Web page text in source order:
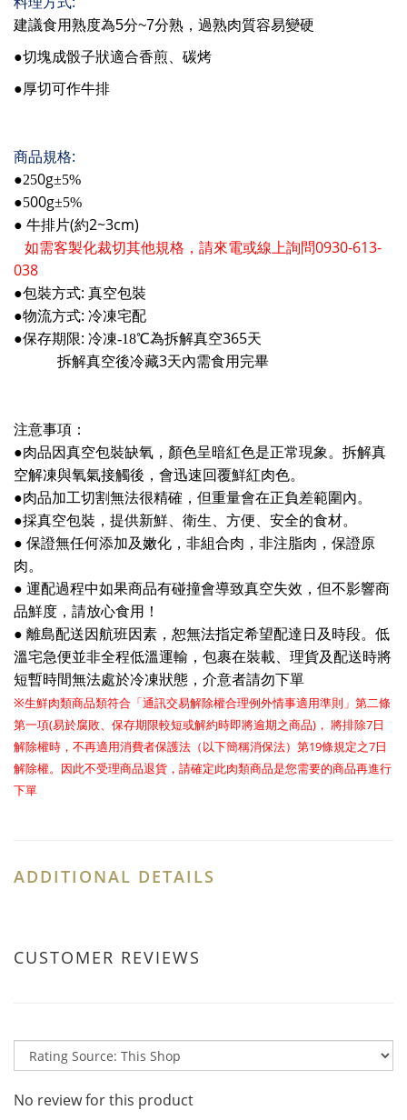
建議食用熟度為5分~7分熟 ，過熟肉質容易變硬
●切塊成骰子狀適合香煎、碳烤
●厚切可作牛排
商品規格:
●250g±5%
●500g±5%
● 牛排片(約2~3cm)
如需客製化裁切其他規格，請來電或線上詢問0930-613-
038
●包裝方式: 真空包裝
●物流方式: 冷凍宅配
●保存期限: 冷凍-18℃為拆解真空365天
拆解真空後冷藏3天內需食用完畢
注意事項：
●肉品因真空包裝缺氧，顏色呈暗紅色是正常現象。 拆解真
空解凍與氧氣接觸後，會迅速回覆鮮紅肉色。
●肉品加工切割無法很精確，但重量會在正負差範圍內。
●採真空包裝，提供新鮮、衛生、方便、安全的食材。
● 保證無任何添加及嫩化，非組合肉，非注脂肉，保證原
肉。
● 運配過程中如果商品有碰撞會導致真空失效，但不影響商
品鮮度，請放心食用！
● 離島配送因航班因素，恕無法指定希望配達日及時段。低
溫宅急便並非全程低溫運輸，包裹在裝載、理貨及配送時將
短暫時間無法處於冷凍狀態，介意者請勿下單
※生鮮肉類商品類符合「通訊交易解除權合理例外情事適用準則」第二條
第一項(易於腐敗、保存期限較短或解約時即將逾期之商品) ， 將排除7 日
解除權時，不再適用消費者保護法（以下簡稱消保法）第19條規定之7 日
解除權。因此不受理商品退貨，請確定此肉類商品是您需要的商品再進行
下單
ADDITIONAL DETAILS
CUSTOMER REVIEWS
No review for this product